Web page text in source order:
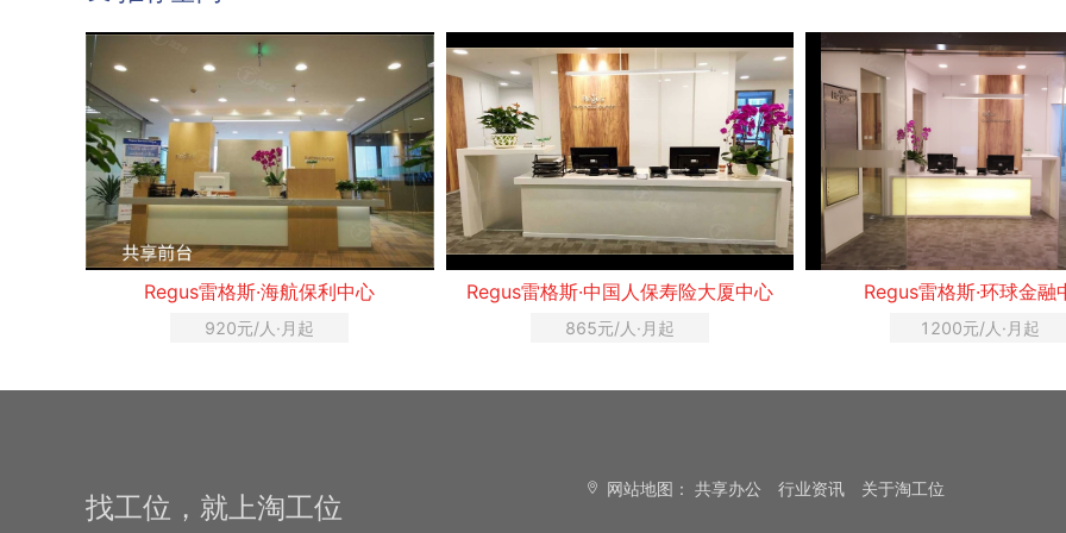
Regus雷格斯·海航保利中心
920元/人·月起
Regus雷格斯·中国人保寿险大厦中心
865元/人·月起
Regus雷格斯·环球金融
1200元/人·月起
找工位，就上淘工位
网站地图： 共享办公 行业资讯 关于淘工位